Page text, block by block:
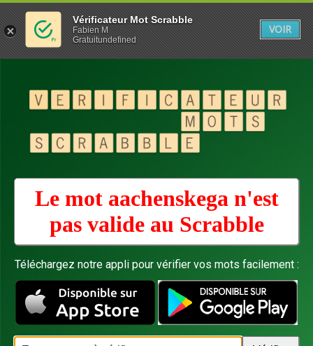
Le mot aachenskega n'est
pas valide au Scrabble
Téléchargez notre appli pour vérifier vos mots facilement :
Vérificateur Mot Scrabble
Fabien M
Gratuitundefined
VOIR